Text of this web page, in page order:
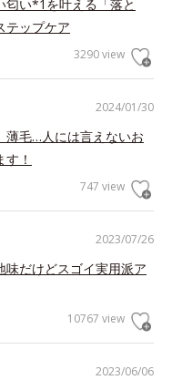
匂い*1を叶える「落と
テップケア
3290 view
2024/01/30
薄毛…人には言えないお
！
747 view
2023/07/26
味だけどスゴイ実用派ア
10767 view
2023/06/06